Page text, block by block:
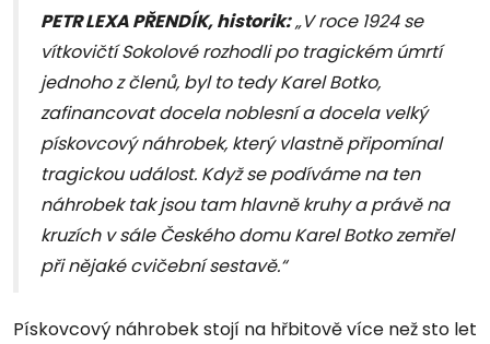
PETR LEXA PŘENDÍK, historik:„V roce 1924 se
vítkovičtí Sokolové rozhodli po tragickém úmrtí
jednoho z členů, byl to tedy Karel Botko,
zafinancovat docela noblesní a docela velký
pískovcový náhrobek, který vlastně připomínal
tragickou událost. Když se podíváme na ten
náhrobek tak jsou tam hlavně kruhy a právě na
kruzích v sále Českého domu Karel Botko zemřel
při nějaké cvičební sestavě.“
Pískovcový náhrobek stojí na hřbitově více než sto let